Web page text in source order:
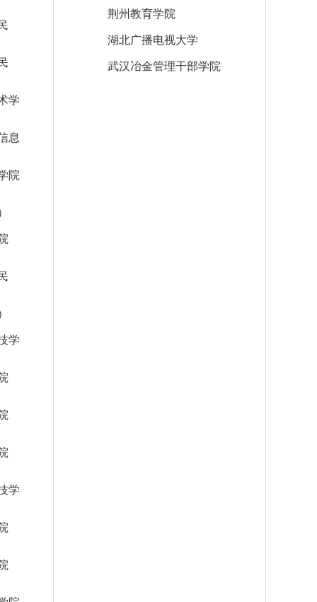
学
息
院
学
学
荆州教育学院
湖北广播电视大学
武汉冶金管理干部学院